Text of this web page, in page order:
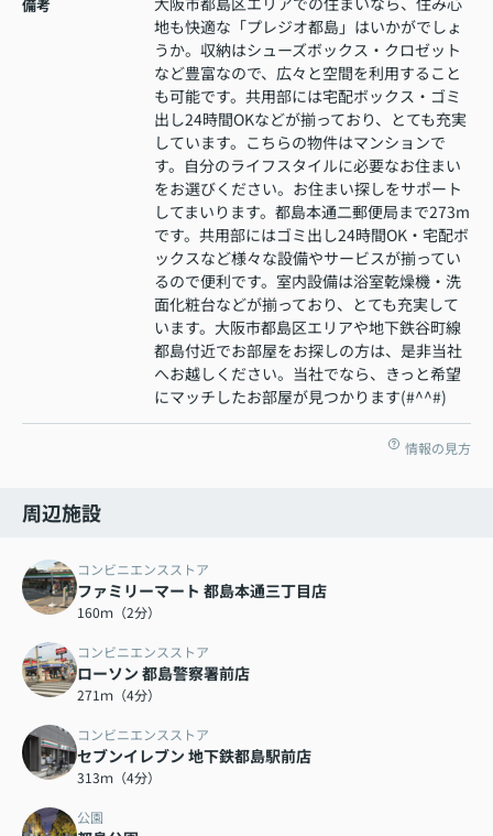
備考
地も快適な「プレジオ都島」はいかがでしょ
うか。収納はシューズボックス・クロゼット
など豊富なので、広々と空間を利用すること
も可能です。共用部には宅配ボックス・ゴミ
出し24時間OKなどが揃っており、とても充実
しています。こちらの物件はマンションで
す。自分のライフスタイルに必要なお住まい
をお選びください。お住まい探しをサポート
してまいります。都島本通二郵便局まで273m
です。共用部にはゴミ出し24時間OK・宅配ボ
ックスなど様々な設備やサービスが揃ってい
るので便利です。室内設備は浴室乾燥機・洗
面化粧台などが揃っており、とても充実して
います。大阪市都島区エリアや地下鉄谷町線
都島付近でお部屋をお探しの方は、是非当社
へお越しください。当社でなら、きっと希望
にマッチしたお部屋が見つかります(#^^#)
情報の見方
周辺施設
コンビニエンスストア
ファミリーマート 都島本通三丁目店
160ｍ（2分）
コンビニエンスストア
ローソン 都島警察署前店
271ｍ（4分）
コンビニエンスストア
セブンイレブン 地下鉄都島駅前店
313ｍ（4分）
公園